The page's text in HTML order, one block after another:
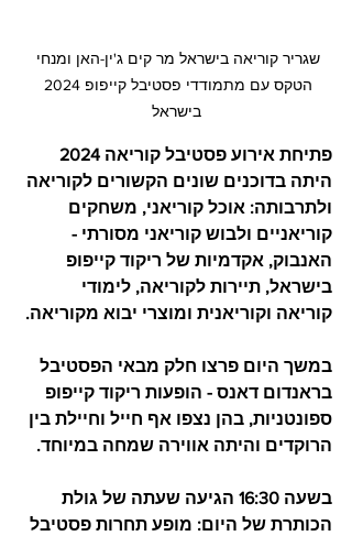
שגריר קוריאה בישראל מר קים ג'ין-האן ומנחי
בישראל
היתה בדוכנים שונים הקשורים לקוריאה
ולתרבותה: אוכל קוריאני, משחקים
קוריאניים ולבוש קוריאני מסורתי -
האנבוק, אקדמיות של ריקוד קייפופ
בישראל, תיירות לקוריאה, לימודי
קוריאה וקוריאנית ומוצרי יבוא מקוריאה.
במשך היום פרצו חלק מבאי הפסטיבל
בראנדום דאנס - הופעות ריקוד קייפופ
ספונטניות, בהן נצפו אף חייל וחיילת בין
הרוקדים והיתה אווירה שמחה במיוחד.
בשעה 16:30 הגיעה שעתה של גולת
הכותרת של היום: מופע תחרות פסטיבל